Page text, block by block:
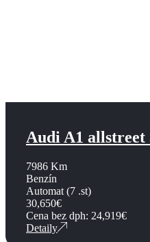
Audi A1
7986 Km
Benzín
Automat (7 .st)
30,650€
Cena bez dph: 24,919€
Detaily